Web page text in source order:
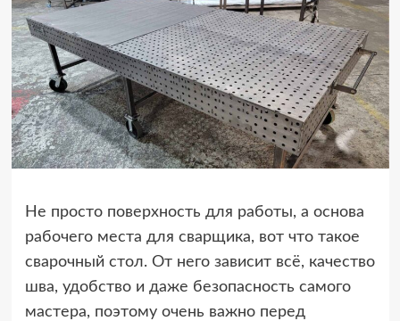
Не просто поверхность для работы, а основа
рабочего места для сварщика, вот что такое
сварочный стол. От него зависит всё, качество
шва, удобство и даже безопасность самого
мастера, поэтому очень важно перед